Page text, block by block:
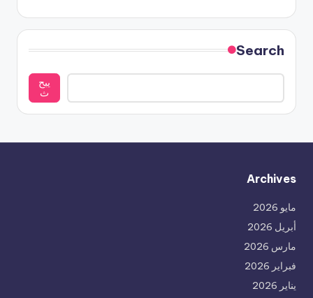
Search
يبح
ث
Archives
مايو 2026
أبريل 2026
مارس 2026
فبراير 2026
يناير 2026